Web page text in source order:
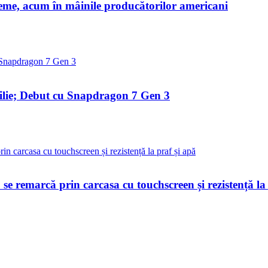
acum în mâinile producătorilor americani
Debut cu Snapdragon 7 Gen 3
remarcă prin carcasa cu touchscreen și rezistență